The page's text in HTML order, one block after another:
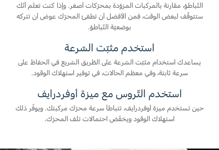
التّباطؤ، مقارنة بالمركبات المزوّدة بمحرّكات أصغر. وإذا كنت تعلم أنّك
ستتوقّف لبعض الوقت، فمن الأفضل أن تطفئ المحرّك عوض أن تتركه
بوضعيّة التّباطؤ.
استخدم مثبّت السّرعة
يساعدك استخدام مثبّت السّرعة على الطّريق السّريع في الحفاظ على
سرعة ثابتة، وفي معظم الحالات، في توفير استهلاك الوقود.
استخدم التّروس مع ميزة أوفردرايف
حين تستخدم ميزة أوفردرايف، تتباطأ سرعة محرّك مركبتك. ويوفّر ذلك
استهلاك الوقود ويخفّض احتمالات تلف المحرّك.